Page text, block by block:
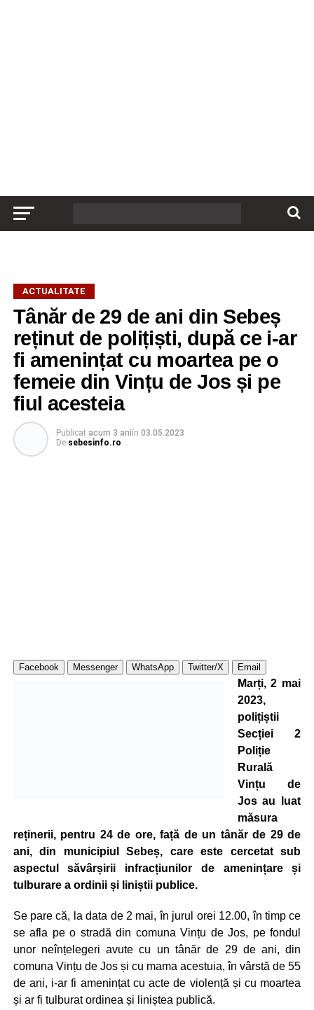
ACTUALITATE
Tânăr de 29 de ani din Sebeș
reținut de polițiști, după ce i-ar
fi amenințat cu moartea pe o
femeie din Vințu de Jos și pe
fiul acesteia
Publicat acum 3 aniîn 03.05.2023
De sebesinfo.ro
Facebook Messenger WhatsApp Twitter/X Email
Marți, 2 mai
2023,
polițiștii
Secției 2
Poliție
Rurală
Vințu de
Jos au luat
măsura
reținerii, pentru 24 de ore, față de un tânăr de 29 de
ani, din municipiul Sebeș, care este cercetat sub
aspectul săvârșirii infracțiunilor de amenințare și
tulburare a ordinii și liniștii publice.
Se pare că, la data de 2 mai, în jurul orei 12.00, în timp ce
se afla pe o stradă din comuna Vințu de Jos, pe fondul
unor neînțelegeri avute cu un tânăr de 29 de ani, din
comuna Vințu de Jos și cu mama acestuia, în vârstă de 55
de ani, i-ar fi amenințat cu acte de violență și cu moartea
și ar fi tulburat ordinea și liniștea publică.